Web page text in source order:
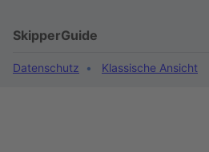
SkipperGuide
Datenschutz Klassische Ansicht